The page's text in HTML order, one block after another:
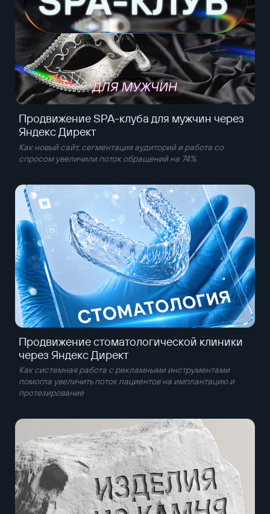
Продвижение SPA-клуба для мужчин через
Яндекс Директ
Как новый сайт, сегментация аудиторий и работа со
спросом увеличили поток обращений на 74%
Продвижение стоматологической клиники
через Яндекс Директ
Как системная работа с рекламными инструментами
помогла увеличить поток пациентов на имплантацию и
протезирование